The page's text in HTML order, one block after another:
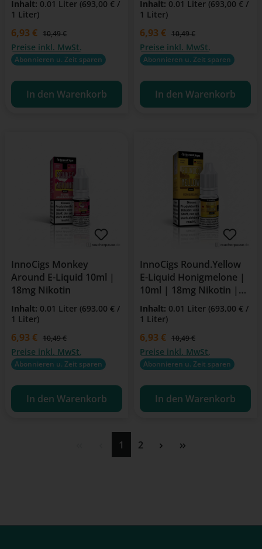
Inhalt: 0.01 Liter (693,00 € /
1 Liter)
Verkaufspreis:
6,93 € Regulärer Preis:
10,49 €
Preise inkl. MwSt.
Abonnieren u. Zeit sparen
In den Warenkorb
Inhalt: 0.01 Liter (693,00 € /
1 Liter)
Verkaufspreis:
6,93 € Regulärer Preis:
10,49 €
Preise inkl. MwSt.
Abonnieren u. Zeit sparen
In den Warenkorb
InnoCigs Monkey
Around E-Liquid 10ml |
18mg Nikotin
Inhalt: 0.01 Liter (693,00 € /
1 Liter)
Verkaufspreis:
6,93 € Regulärer Preis:
10,49 €
Preise inkl. MwSt.
Abonnieren u. Zeit sparen
In den Warenkorb
InnoCigs Round.Yellow
E-Liquid Honigmelone |
10ml | 18mg Nikotin |
Für E-Zigaretten &
Clearomizer
Inhalt: 0.01 Liter (693,00 € /
1 Liter)
Verkaufspreis:
6,93 € Regulärer Preis:
10,49 €
Preise inkl. MwSt.
Abonnieren u. Zeit sparen
In den Warenkorb
Seite
1 Seite
2